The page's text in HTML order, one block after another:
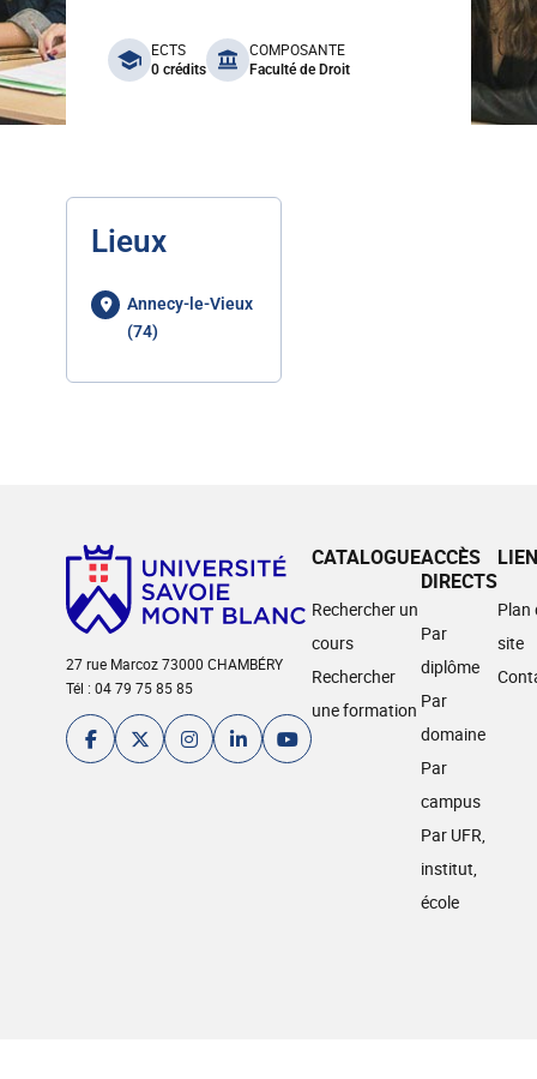
benefits
ECTS
0 crédits
COMPOSANTE
Faculté de Droit
Lieux
Annecy-le-Vieux
(74)
27 rue Marcoz 73000 CHAMBÉRY
Tél : 04 79 75 85 85
CATALOGUE
Rechercher un
cours
Rechercher
une formation
ACCÈS
DIRECTS
Par
diplôme
Par
domaine
Par
campus
Par UFR,
institut,
école
Plan
site